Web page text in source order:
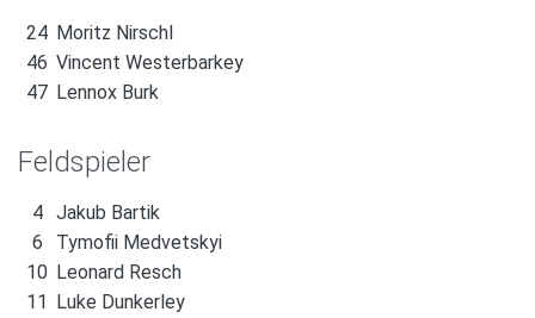
24 Moritz Nirschl
46 Vincent Westerbarkey
47 Lennox Burk
Feldspieler
4
Jakub Bartik
6
Tymofii Medvetskyi
10 Leonard Resch
11 Luke Dunkerley